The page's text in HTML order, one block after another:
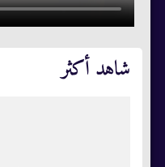
شاهد أكثر